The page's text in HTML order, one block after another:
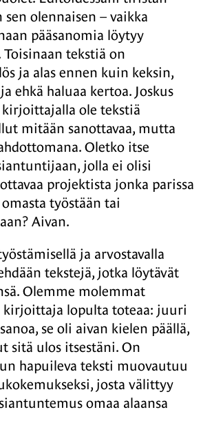
olennaisen – vaikka
pääsanomia löytyy
tekstiä on
ja alas ennen kuin keksin,
ehkä haluaa kertoa. Joskus
ole tekstiä
mitään sanottavaa, mutta
Oletko itse
jolla ei olisi
projektista jonka parissa
työstään tai
Aivan.
ja arvostavalla
tekstejä, jotka löytävät
Olemme molemmat
lopulta toteaa: juuri
se oli aivan kielen päällä,
sitä ulos itsestäni. On
hapuileva teksti muovautuu
josta välittyy
omaa alaansa